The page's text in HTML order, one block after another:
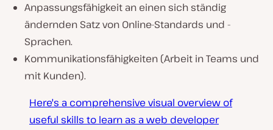
Anpassungsfähigkeit an einen sich ständig
ändernden Satz von Online-Standards und -
Sprachen.
Kommunikationsfähigkeiten (Arbeit in Teams und
mit Kunden).
Here's a comprehensive visual overview of
useful skills to learn as a web developer